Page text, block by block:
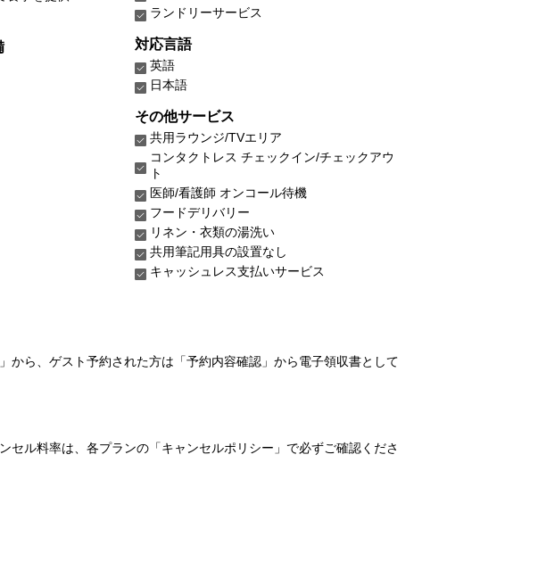
ランドリーサービス
対応言語
英語
日本語
その他サービス
共用ラウンジ/TVエリア
コンタクトレス チェックイン/チェックアウ
ト
医師/看護師 オンコール待機
フードデリバリー
リネン・衣類の湯洗い
共用筆記用具の設置なし
キャッシュレス支払いサービス
から、ゲスト予約された方は「予約内容確認」から電子領収書として
ル料率は、各プランの「キャンセルポリシー」で必ずご確認くださ